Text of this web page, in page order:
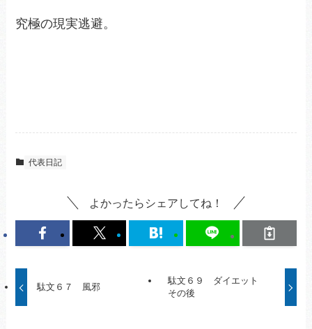
究極の現実逃避。
代表日記
よかったらシェアしてね！
駄文６７ 風邪
駄文６９ ダイエット
その後